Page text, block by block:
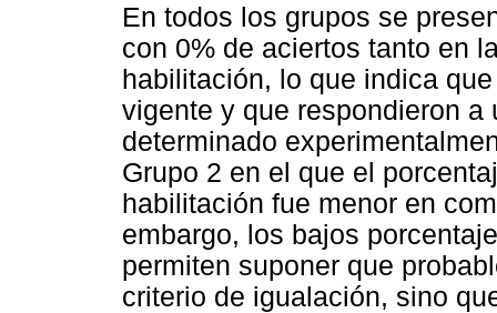
En todos los grupos se
con 0% de aciertos tanto en
habilitación, lo que indica
vigente y que respondieron
determinado
Grupo 2 en el que el
habilitación fue menor en
embargo, los bajos
permiten suponer que
criterio de igualación, sino